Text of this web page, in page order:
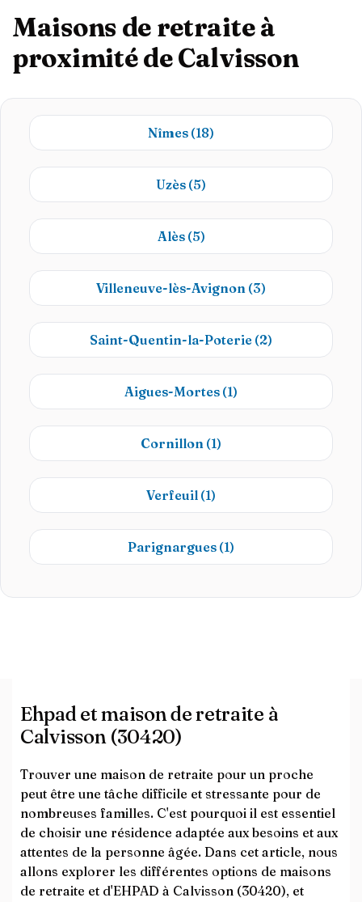
Maisons de retraite à
proximité de Calvisson
Nîmes (18)
Uzès (5)
Alès (5)
Villeneuve-lès-Avignon (3)
Saint-Quentin-la-Poterie (2)
Aigues-Mortes (1)
Cornillon (1)
Verfeuil (1)
Parignargues (1)
Ehpad et maison de retraite à
Calvisson (30420)
Trouver une maison de retraite pour un proche
peut être une tâche difficile et stressante pour de
nombreuses familles. C'est pourquoi il est essentiel
de choisir une résidence adaptée aux besoins et aux
attentes de la personne âgée. Dans cet article, nous
allons explorer les différentes options de maisons
de retraite et d'EHPAD à Calvisson (30420), et